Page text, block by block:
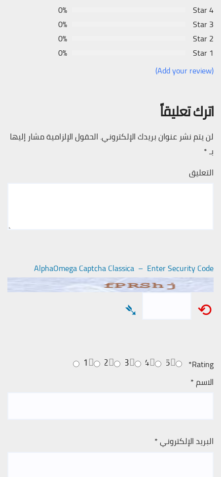
4 Star
0%
3 Star
0%
2 Star
0%
1 Star
0%
(Add your review)
اترك تعليقاً
لن يتم نشر عنوان بريدك الإلكتروني. الحقول الإلزامية مشار إليها
بـ*
التعليق
AlphaOmega Captcha Classica – Enter Security Code
⟲
➴
Rating
*
5
4
3
2
1
الاسم*
البريد الإلكتروني*